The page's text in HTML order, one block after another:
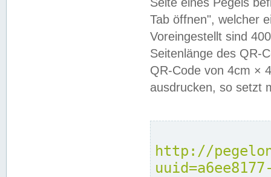
Tab öffnen", welcher
Voreingestellt sind
Seitenlänge des QR-
QR-Code von 4cm ×
ausdrucken, so setzt
http://